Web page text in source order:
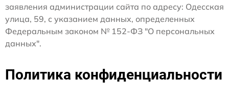
заявления администрации сайта по адресу: Одесская
улица, 59, с указанием данных, определенных
Федеральным законом № 152-ФЗ "О персональных
данных".
Политика конфиденциальности